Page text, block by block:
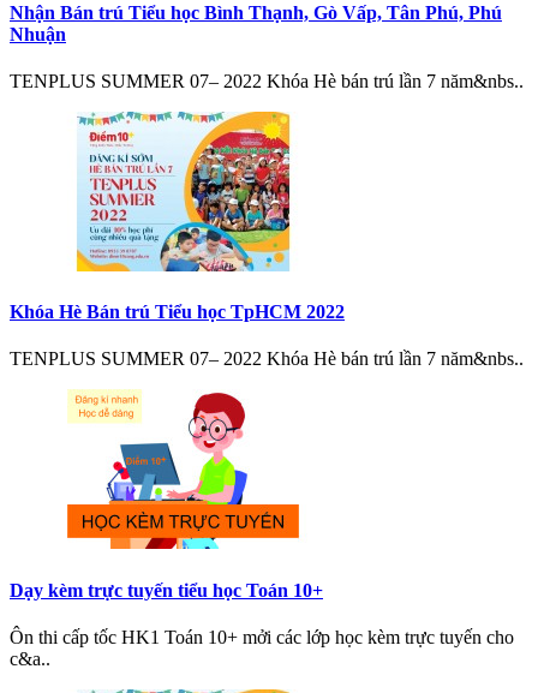
Nhận Bán trú Tiểu học Bình Thạnh, Gò Vấp, Tân Phú, Phú
Nhuận
TENPLUS SUMMER 07– 2022 Khóa Hè bán trú lần 7 năm&nbs..
Khóa Hè Bán trú Tiểu học TpHCM 2022
TENPLUS SUMMER 07– 2022 Khóa Hè bán trú lần 7 năm&nbs..
Dạy kèm trực tuyến tiểu học Toán 10+
Ôn thi cấp tốc HK1 Toán 10+ mởi các lớp học kèm trực tuyến cho
c&a..